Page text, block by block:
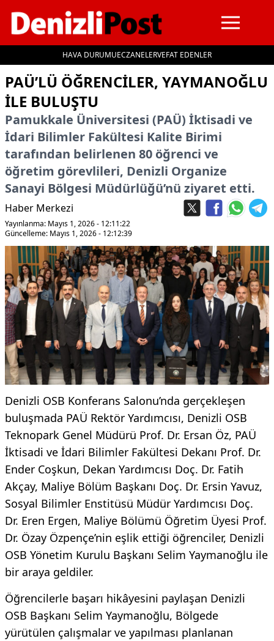
HAVA DURUMUECZANELERVEFAT EDENLER
İçeriğe geç
PAÜ’LÜ ÖĞRENCİLER, YAYMANOĞLU
İLE BULUŞTU
Pamukkale Üniversitesi (PAÜ) İktisadi ve
İdari Bilimler Fakültesi Kalite Birimi
tarafından belirlenen 80 öğrenci ve
öğretim görevlileri, Denizli Organize
Sanayi Bölgesi Müdürlüğü’nü ziyaret etti.
Haber Merkezi
Yayınlanma: Mayıs 1, 2026 - 12:11:22
Güncelleme: Mayıs 1, 2026 - 12:12:39
Denizli OSB Konferans Salonu’nda gerçekleşen
buluşmada PAÜ Rektör Yardımcısı, Denizli OSB
Teknopark Genel Müdürü Prof. Dr. Ersan Öz, PAÜ
İktisadi ve İdari Bilimler Fakültesi Dekanı Prof. Dr.
Ender Coşkun, Dekan Yardımcısı Doç. Dr. Fatih
Akçay, Maliye Bölüm Başkanı Doç. Dr. Ersin Yavuz,
Sosyal Bilimler Enstitüsü Müdür Yardımcısı Doç.
Dr. Eren Ergen, Maliye Bölümü Öğretim Üyesi Prof.
Dr. Özay Özpençe’nin eşlik ettiği öğrenciler, Denizli
OSB Yönetim Kurulu Başkanı Selim Yaymanoğlu ile
bir araya geldiler.
Öğrencilerle başarı hikâyesini paylaşan Denizli
OSB Başkanı Selim Yaymanoğlu, Bölgede
yürütülen çalışmalar ve yapılması planlanan